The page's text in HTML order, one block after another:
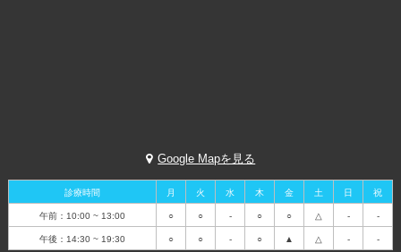
Google Mapを見る
診療時間 月 火 水 木 金 土 日 祝
午前：10:00 ~ 13:00 ○ ○ - ○ ○ △ - -
午後：14:30 ~ 19:30 ○ ○ - ○ ▲ △ - -